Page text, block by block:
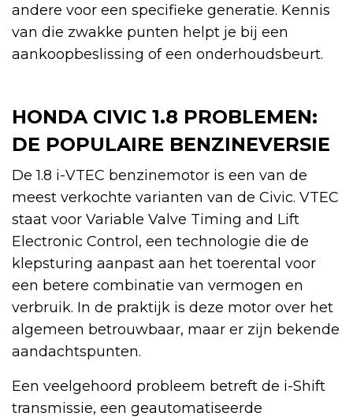
andere voor een specifieke generatie. Kennis
van die zwakke punten helpt je bij een
aankoopbeslissing of een onderhoudsbeurt.
HONDA CIVIC 1.8 PROBLEMEN:
DE POPULAIRE BENZINEVERSIE
De 1.8 i-VTEC benzinemotor is een van de
meest verkochte varianten van de Civic. VTEC
staat voor Variable Valve Timing and Lift
Electronic Control, een technologie die de
klepsturing aanpast aan het toerental voor
een betere combinatie van vermogen en
verbruik. In de praktijk is deze motor over het
algemeen betrouwbaar, maar er zijn bekende
aandachtspunten.
Een veelgehoord probleem betreft de i-Shift
transmissie, een geautomatiseerde